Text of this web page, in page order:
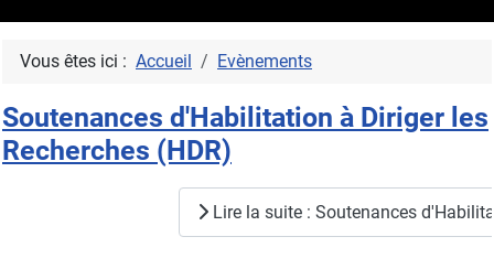
Vous êtes ici : Accueil Evènements
Soutenances d'Habilitation à Diriger les
Recherches (HDR)
Lire la suite : Soutenances